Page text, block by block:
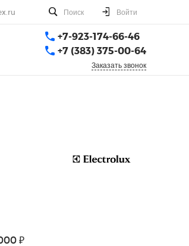
Поиск Войти
+7-923-174-66-46
+7 (383) 375-00-64
Заказать звонок
₽